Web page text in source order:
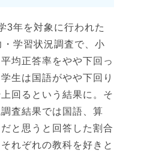
3年を対象に行われた
学習状況調査で、小
均正答率をやや下回っ
生は国語がやや下回り
回るという結果に。そ
査結果では国語、算
と思うと回答した割合
れぞれの教科を好きと